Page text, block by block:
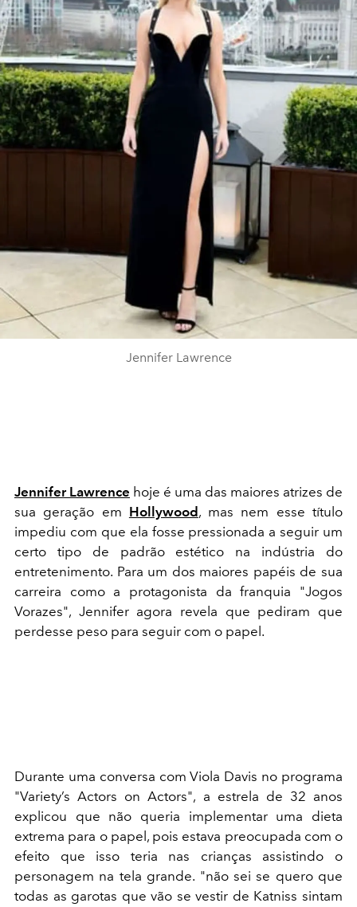
Jennifer Lawrence
Jennifer Lawrence hoje é uma das maiores atrizes de
sua geração em Hollywood , mas nem esse título
impediu com que ela fosse pressionada a seguir um
certo tipo de padrão estético na indústria do
entretenimento. Para um dos maiores papéis de sua
carreira como a protagonista da franquia "Jogos
Vorazes", Jennifer agora revela que pediram que
perdesse peso para seguir com o papel.
Durante uma conversa com Viola Davis no programa
"Variety’s Actors on Actors", a estrela de 32 anos
explicou que não queria implementar uma dieta
extrema para o papel, pois estava preocupada com o
efeito que isso teria nas crianças assistindo o
personagem na tela grande. "não sei se quero que
todas as garotas que vão se vestir de Katniss sintam